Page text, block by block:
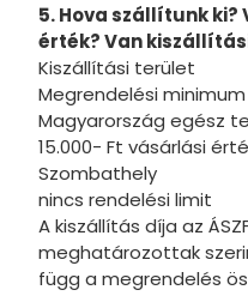
5. Hova szállítunk
érték? Van
Kiszállítási terület
Megrendelési minimum
Magyarország egész
15.000- Ft vásárlási
Szombathely
nincs rendelési limit
A kiszállítás díja az
meghatározottak
függ a megrendelés